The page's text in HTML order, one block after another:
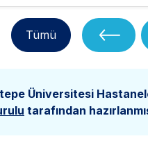
Tümü
Üniversitesi
tarafından